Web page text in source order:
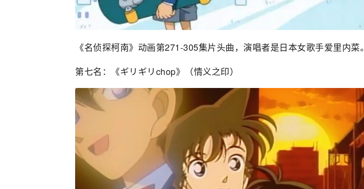
《名侦探柯南》动画第271-305集片头曲，演唱者是日本女歌手爱里内菜。
第七名：《ギリギリchop》（情义之印）